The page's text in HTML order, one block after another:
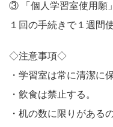
③ 「個人学習室使用願
１回の手続きで１週間
◇注意事項◇
・学習室は常に清潔に
・飲食は禁止する。
・机の数に限りがある